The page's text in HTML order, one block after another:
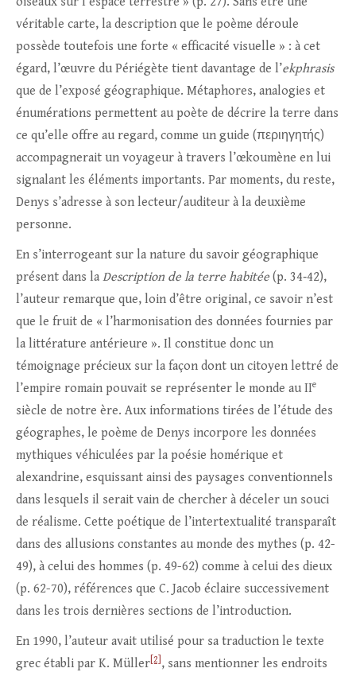
véritable carte, la description que le poème déroule
possède toutefois une forte « efficacité visuelle » : à cet
égard, l’œuvre du Périégète tient davantage de l’ekphrasis
que de l’exposé géographique. Métaphores, analogies et
énumérations permettent au poète de décrire la terre dans
ce qu’elle offre au regard, comme un guide (περιηγητής)
accompagnerait un voyageur à travers l’œkoumène en lui
signalant les éléments importants. Par moments, du reste,
Denys s’adresse à son lecteur/auditeur à la deuxième
personne.
En s’interrogeant sur la nature du savoir géographique
présent dans la Description de la terre habitée (p. 34‑42),
l’auteur remarque que, loin d’être original, ce savoir n’est
que le fruit de « l’harmonisation des données fournies par
la littérature antérieure ». Il constitue donc un
témoignage précieux sur la façon dont un citoyen lettré de
l’empire romain pouvait se représenter le monde au IIe
siècle de notre ère. Aux informations tirées de l’étude des
géographes, le poème de Denys incorpore les données
mythiques véhiculées par la poésie homérique et
alexandrine, esquissant ainsi des paysages conventionnels
dans lesquels il serait vain de chercher à déceler un souci
de réalisme. Cette poétique de l’intertextualité transparaît
dans des allusions constantes au monde des mythes (p. 42-
49), à celui des hommes (p. 49-62) comme à celui des dieux
(p. 62-70), références que C. Jacob éclaire successivement
dans les trois dernières sections de l’introduction.
En 1990, l’auteur avait utilisé pour sa traduction le texte
grec établi par K. Müller [2] , sans mentionner les endroits